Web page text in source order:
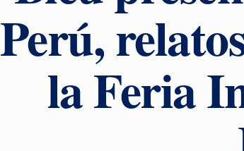
Perú,
la Feria